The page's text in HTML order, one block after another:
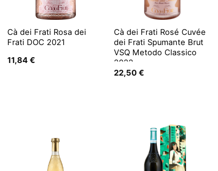
Cà dei Frati Rosa dei
Frati DOC 2021
11,84 €
Cà dei Frati Rosé Cuvée
dei Frati Spumante Brut
VSQ Metodo Classico
2022
22,50 €